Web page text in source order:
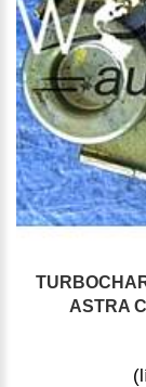
ASTRA